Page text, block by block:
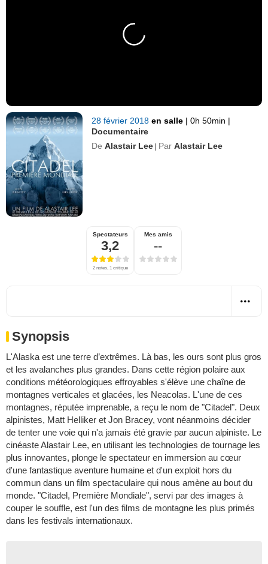
28 février 2018en salle | 0h 50min |
Documentaire
De Alastair Lee | Par Alastair Lee
Spectateurs
3,2
2 notes, 1 critique
Mes amis
--
Synopsis
L'Alaska est une terre d’extrêmes. Là bas, les ours sont plus gros
et les avalanches plus grandes. Dans cette région polaire aux
conditions météorologiques effroyables s'élève une chaîne de
montagnes verticales et glacées, les Neacolas. L'une de ces
montagnes, réputée imprenable, a reçu le nom de "Citadel". Deux
alpinistes, Matt Helliker et Jon Bracey, vont néanmoins décider
de tenter une voie qui n'a jamais été gravie par aucun alpiniste. Le
cinéaste Alastair Lee, en utilisant les technologies de tournage les
plus innovantes, plonge le spectateur en immersion au cœur
d'une fantastique aventure humaine et d'un exploit hors du
commun dans un film spectaculaire qui nous amène au bout du
monde. "Citadel, Première Mondiale", servi par des images à
couper le souffle, est l'un des films de montagne les plus primés
dans les festivals internationaux.